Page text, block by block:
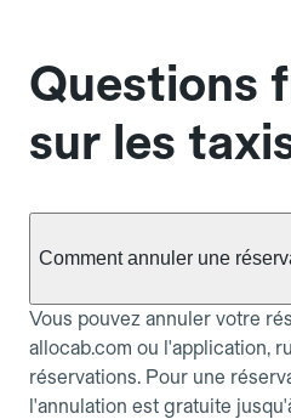
Questions
sur les
Comment annuler une
Vous pouvez annuler votre
allocab.com ou l'application,
réservations. Pour une
l'annulation est gratuite